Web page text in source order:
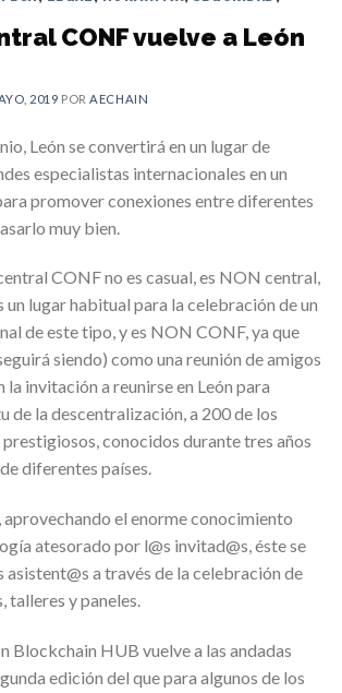
CONF vuelve a León
2019 PORAECHAIN
León se convertirá en un lugar de
especialistas internacionales en un
promover conexiones entre diferentes
muy bien.
CONF no es casual, es NON central,
un lugar habitual para la celebración de un
de este tipo, y es NON CONF, ya que
siendo) como una reunión de amigos
la invitación a reunirse en León para
de la descentralización, a 200 de los
conocidos durante tres años
diferentes países.
aprovechando el enorme conocimiento
atesorado por l@s invitad@s, éste se
asistent@s a través de la celebración de
talleres y paneles.
Blockchain HUB vuelve a las andadas
edición del que para algunos de los